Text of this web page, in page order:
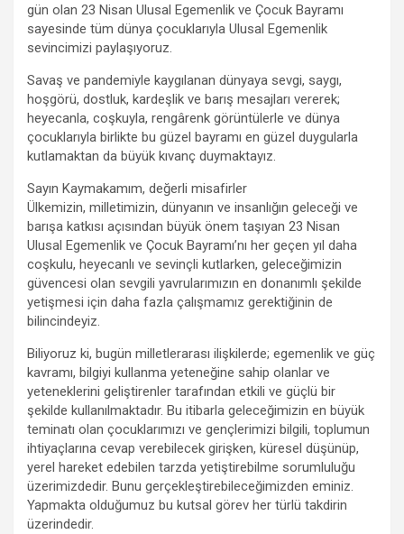
gün olan 23 Nisan Ulusal Egemenlik ve Çocuk Bayramı
sayesinde tüm dünya çocuklarıyla Ulusal Egemenlik
sevincimizi paylaşıyoruz.
Savaş ve pandemiyle kaygılanan dünyaya sevgi, saygı,
hoşgörü, dostluk, kardeşlik ve barış mesajları vererek;
heyecanla, coşkuyla, rengârenk görüntülerle ve dünya
çocuklarıyla birlikte bu güzel bayramı en güzel duygularla
kutlamaktan da büyük kıvanç duymaktayız.
Sayın Kaymakamım, değerli misafirler
Ülkemizin, milletimizin, dünyanın ve insanlığın geleceği ve
barışa katkısı açısından büyük önem taşıyan 23 Nisan
Ulusal Egemenlik ve Çocuk Bayramı’nı her geçen yıl daha
coşkulu, heyecanlı ve sevinçli kutlarken, geleceğimizin
güvencesi olan sevgili yavrularımızın en donanımlı şekilde
yetişmesi için daha fazla çalışmamız gerektiğinin de
bilincindeyiz.
Biliyoruz ki, bugün milletlerarası ilişkilerde; egemenlik ve güç
kavramı, bilgiyi kullanma yeteneğine sahip olanlar ve
yeteneklerini geliştirenler tarafından etkili ve güçlü bir
şekilde kullanılmaktadır. Bu itibarla geleceğimizin en büyük
teminatı olan çocuklarımızı ve gençlerimizi bilgili, toplumun
ihtiyaçlarına cevap verebilecek girişken, küresel düşünüp,
yerel hareket edebilen tarzda yetiştirebilme sorumluluğu
üzerimizdedir. Bunu gerçekleştirebileceğimizden eminiz.
Yapmakta olduğumuz bu kutsal görev her türlü takdirin
üzerindedir.